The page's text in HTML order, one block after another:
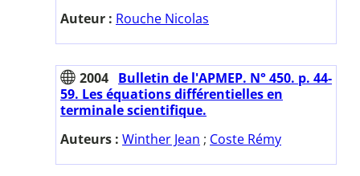
Auteur : Rouche Nicolas
2004 Bulletin de l'APMEP. N° 450. p. 44-
59. Les équations différentielles en
terminale scientifique.
Auteurs : Winther Jean ; Coste Rémy